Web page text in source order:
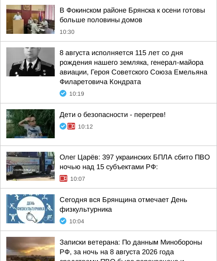
В Фокинском районе Брянска к осени готовы
больше половины домов
10:30
8 августа исполняется 115 лет со дня
рождения нашего земляка, генерал-майора
авиации, Героя Советского Союза Емельяна
Филаретовича Кондрата
10:19
Дети о безопасности - перегрев!
10:12
Олег Царёв: 397 украинских БПЛА сбито ПВО
ночью над 15 субъектами РФ:
10:07
Сегодня вся Брянщина отмечает День
физкультурника
10:04
Записки ветерана: По данным Минобороны
РФ, за ночь на 8 августа 2026 года